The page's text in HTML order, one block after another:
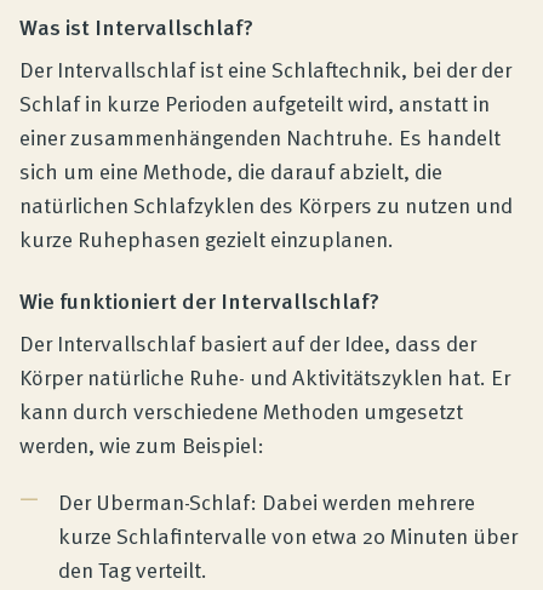
Was ist Intervallschlaf?
Der Intervallschlaf ist eine Schlaftechnik, bei der der
Schlaf in kurze Perioden aufgeteilt wird, anstatt in
einer zusammenhängenden Nachtruhe. Es handelt
sich um eine Methode, die darauf abzielt, die
natürlichen Schlafzyklen des Körpers zu nutzen und
kurze Ruhephasen gezielt einzuplanen.
Wie funktioniert der Intervallschlaf?
Der Intervallschlaf basiert auf der Idee, dass der
Körper natürliche Ruhe- und Aktivitätszyklen hat. Er
kann durch verschiedene Methoden umgesetzt
werden, wie zum Beispiel:
Der Uberman-Schlaf: Dabei werden mehrere
kurze Schlafintervalle von etwa 20 Minuten über
den Tag verteilt.